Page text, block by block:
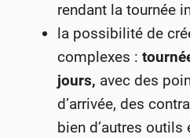
rendant la tournée
la possibilité de
complexes :
jours, avec des
d’arrivée, des
bien d’autres outils